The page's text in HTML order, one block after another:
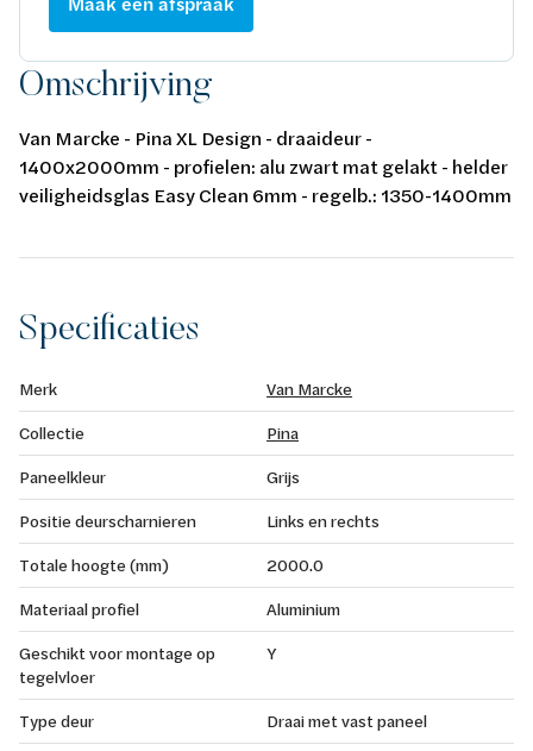
Omschrijving
Van Marcke - Pina XL Design - draaideur -
1400x2000mm - profielen: alu zwart mat gelakt - helder
veiligheidsglas Easy Clean 6mm - regelb.: 1350-1400mm
magneetsluiting - waterkeringsprofiel - keuring: CE
Specificaties
Merk
Van Marcke
Collectie
Pina
Paneelkleur
Grijs
Positie deurscharnieren
Links en rechts
Totale hoogte (mm)
2000.0
Materiaal profiel
Aluminium
Geschikt voor montage op
tegelvloer
Y
Type deur
Draai met vast paneel